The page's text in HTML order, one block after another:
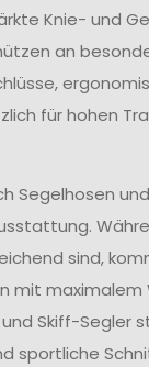
Knie- und
an
für hohen
Segelhosen
sind,
mit
Skiff-Segler
sportliche